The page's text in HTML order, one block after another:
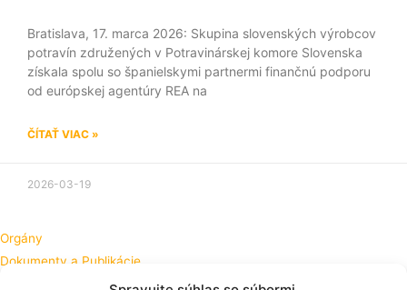
Bratislava, 17. marca 2026: Skupina slovenských výrobcov
potravín združených v Potravinárskej komore Slovenska
získala spolu so španielskymi partnermi finančnú podporu
od európskej agentúry REA na
ČÍTAŤ VIAC »
2026-03-19
Orgány
Dokumenty a Publikácie